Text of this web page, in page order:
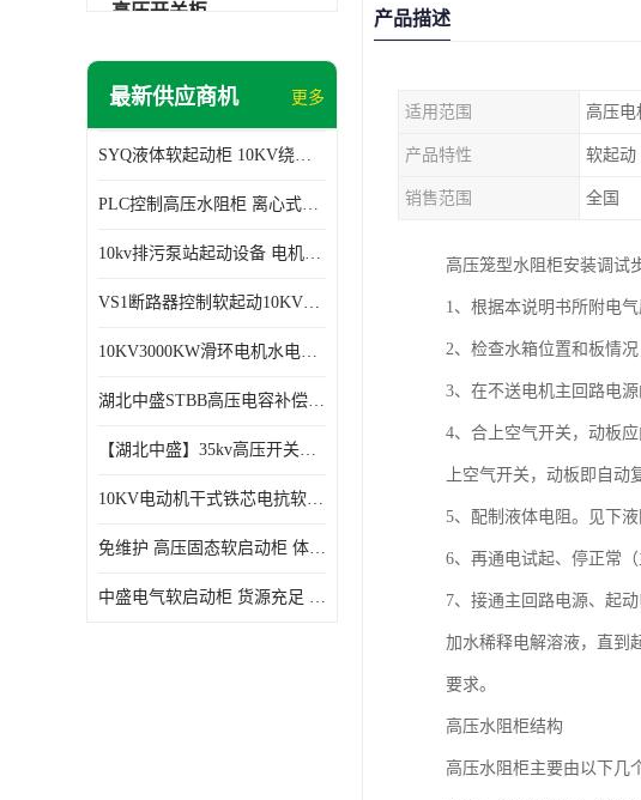
高压开关柜
低压补偿柜
磁控软起动装置
SGYQ高压笼型电机液体电阻起动装置
最新供应商机 更多
SYQ液体软起动柜 10KV绕线电机水阻柜需知
PLC控制高压水阻柜 离心式空气压缩机机组成套软启动柜
10kv排污泵站起动设备​ 电机智能软启动柜的特点​
VS1断路器控制软起动10KV一体化高压软工作原理
10KV3000KW滑环电机水电阻软起动控制柜
湖北中盛STBB高压电容补偿柜 10kV高压真空接触器自动分组投切电容补偿柜
【湖北中盛】35kv高压开关柜厂家直销 ​KYN61-40.5成套开关柜选型
10KV电动机干式铁芯电抗软启动柜 电抗器软启动控制设备
免维护 高压固态软启动柜 体积小、结构紧凑 节能降耗 湖北中盛
中盛电气软启动柜 货源充足 定制一站式服务
产品描述
适用范围 高压电
产品特性 软起动
销售范围 全国
高压笼型水阻柜安装调试
1、根据本说明书所附电
2、检查水箱位置和板情
3、在不送电机主回路电
4、合上空气开关，动板
上空气开关，动板即自动
5、配制液体电阻。见下液
6、再通电试起、停正常
7、接通主回路电源、起
加水稀释电解溶液，直到
要求。
高压水阻柜结构
高压水阻柜主要由以下几